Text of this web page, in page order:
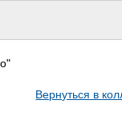
Вернуться в